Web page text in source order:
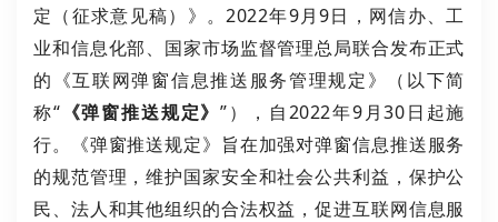
定（征求意见稿）》。2022年9月9日，网信办、工
业和信息化部、国家市场监督管理总局联合发布正式
的《互联网弹窗信息推送服务管理规定》（以下简
称“ 《弹窗推送规定》”），自2022年9月30日起施
行。《弹窗推送规定》旨在加强对弹窗信息推送服务
的规范管理，维护国家安全和社会公共利益，保护公
民、法人和其他组织的合法权益，促进互联网信息服